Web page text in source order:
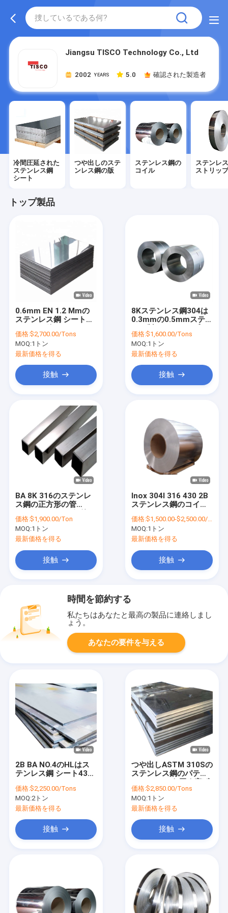
Jiangsu TISCO Technology Co., Ltd
2002 YEARS 5.0 確認された製造者
冷間圧延された
ステンレス鋼
シート
つや出しのステ
ンレス鋼の版
ステンレス鋼の
コイル
ステンレ
ストリッ
トップ製品
0.6mm EN 1.2 Mmの
ステンレス鋼 シート
DIN
価格:$2,700.00/Tons
MOQ:1トン
最新価格を得る
接触
8Kステンレス鋼304は
0.3mmの0.5mmステン
コイルを巻く
価格:$1,600.00/Tons
MOQ:1トン
最新価格を得る
接触
BA 8K 316のステンレ
ス鋼の正方形の管
価格:$1,900.00/Ton
MOQ:1トン
最新価格を得る
接触
Inox 304l 316 430 2B
ステンレス鋼のコイル
幅
価格:$1,500.00-$2,500.00/Ton
MOQ:1トン
最新価格を得る
接触
時間を節約する
私たちはあなたと最高の製品に連絡しまし
ょう。
あなたの要件を与える
2B BA NO.4のHLはス
テンレス鋼 シート430
幅を冷間圧延した
価格:$2,250.00/Tons
MOQ:2トン
最新価格を得る
接触
つや出しASTM 310Sの
ステンレス鋼のパテは
る
価格:$2,850.00/Tons
MOQ:1トン
最新価格を得る
接触